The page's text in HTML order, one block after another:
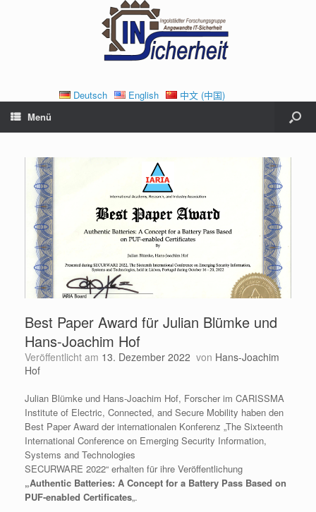
Deutsch English
中文 (中国)
Menü
Best Paper Award für Julian Blümke und
Hans-Joachim Hof
Veröffentlicht am 13. Dezember 2022 von Hans-Joachim
Hof
Julian Blümke und Hans-Joachim Hof, Forscher im CARISSMA
Institute of Electric, Connected, and Secure Mobility haben den
Best Paper Award der internationalen Konferenz „The Sixteenth
International Conference on Emerging Security Information,
Systems and Technologies
SECURWARE 2022“ erhalten für ihre Veröffentlichung
„Authentic Batteries: A Concept for a Battery Pass Based on
PUF-enabled Certificates„.